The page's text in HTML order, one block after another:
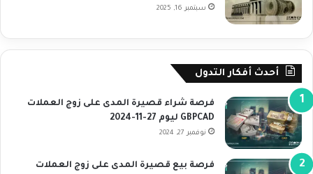
سبتمبر 16, 2025
أحدث أفكار التدول
فرصة شراء قصيرة المدى على زوج العملات
GBPCAD ليوم 27-11-2024
نوفمبر 27, 2024
فرصة بيع قصيرة المدى على زوج العملات